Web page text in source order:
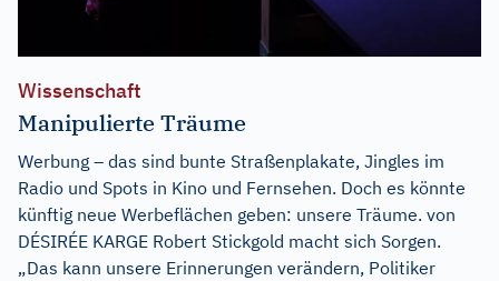
Wissenschaft
Manipulierte Träume
Werbung – das sind bunte Straßenplakate, Jingles im
Radio und Spots in Kino und Fernsehen. Doch es könnte
künftig neue Werbeflächen geben: unsere Träume. von
DÉSIRÉE KARGE Robert Stickgold macht sich Sorgen.
„Das kann unsere Erinnerungen verändern, Politiker